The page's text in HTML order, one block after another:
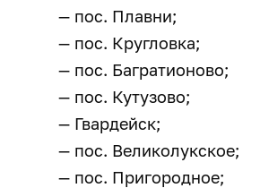
— пос. Плавни;
— пос. Кругловка;
— пос. Багратионово;
— пос. Кутузово;
— Гвардейск;
— пос. Великолукское;
— пос. Пригородное;